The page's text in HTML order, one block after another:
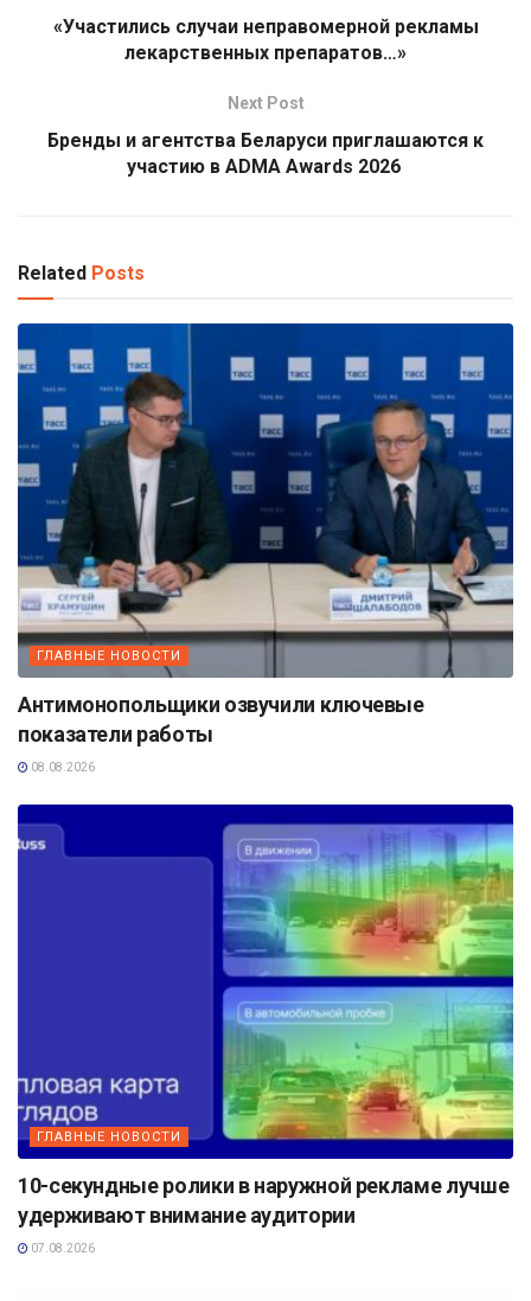
«Участились случаи неправомерной рекламы
лекарственных препаратов…»
Next Post
Бренды и агентства Беларуси приглашаются к
участию в ADMA Awards 2026
Related Posts
ГЛАВНЫЕ НОВОСТИ
Антимонопольщики озвучили ключевые
показатели работы
08.08.2026
ГЛАВНЫЕ НОВОСТИ
10-секундные ролики в наружной рекламе лучше
удерживают внимание аудитории
07.08.2026